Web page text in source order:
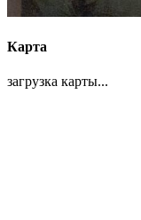
Карта
загрузка карты...